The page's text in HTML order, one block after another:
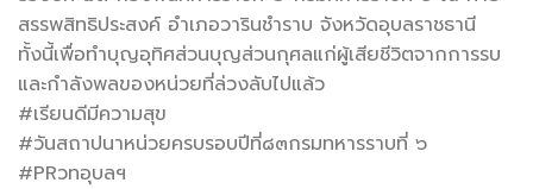
สรรพสิทธิประสงค์ อำเภอวารินชำราบ จังหวัดอุบลราชธานี
ทั้งนี้เพื่อทำบุญอุทิศส่วนบุญส่วนกุศลแก่ผู้เสียชีวิตจากการรบ
และกำลังพลของหน่วยที่ล่วงลับไปแล้ว
#เรียนดีมีความสุข
#วันสถาปนาหน่วยครบรอบปีที่๘๓กรมทหารราบที่ ๖
#PRวทอุบลฯ